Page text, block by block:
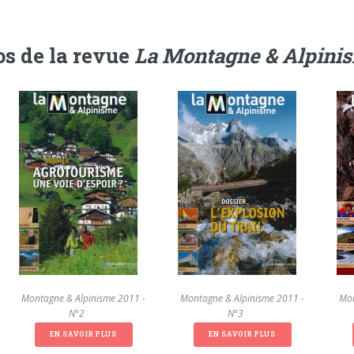
de la revue La Montagne &
La Montagne & Alpinisme 2011 -
N°2
EN SAVOIR PLUS
La Montagne & Alpinisme 2011 -
N°3
EN SAVOIR PLUS
La